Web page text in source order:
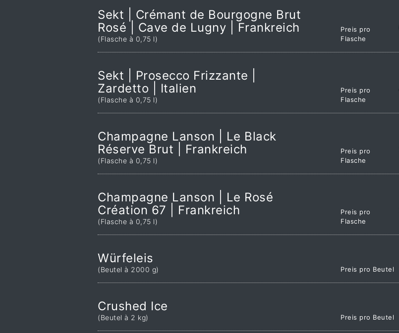
Sekt | Crémant de Bourgogne Brut
Rosé | Cave de Lugny | Frankreich
(Flasche à 0,75 l)
Preis pro
Flasche
Sekt | Prosecco Frizzante |
Zardetto | Italien
(Flasche à 0,75 l)
Preis pro
Flasche
Champagne Lanson | Le Black
Réserve Brut | Frankreich
(Flasche à 0,75 l)
Preis pro
Flasche
Champagne Lanson | Le Rosé
Création 67 | Frankreich
(Flasche à 0,75 l)
Preis pro
Flasche
Würfeleis
(Beutel à 2000 g) Preis pro Beutel
Crushed Ice
(Beutel à 2 kg) Preis pro Beutel